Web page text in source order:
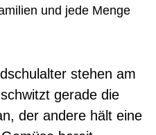
und jede Menge